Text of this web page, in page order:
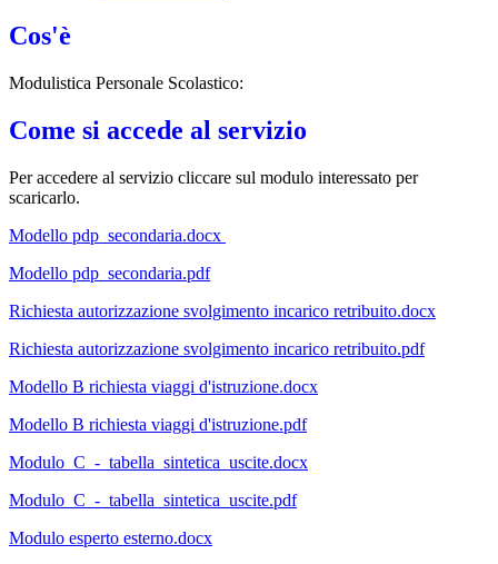
Cos'è
Modulistica Personale Scolastico:
Come si accede al servizio
Per accedere al servizio cliccare sul modulo interessato per
scaricarlo.
Modello pdp_secondaria.docx
Modello pdp_secondaria.pdf
Richiesta autorizzazione svolgimento incarico retribuito.docx
Richiesta autorizzazione svolgimento incarico retribuito.pdf
Modello B richiesta viaggi d'istruzione.docx
Modello B richiesta viaggi d'istruzione.pdf
Modulo_C_-_tabella_sintetica_uscite.docx
Modulo_C_-_tabella_sintetica_uscite.pdf
Modulo esperto esterno.docx